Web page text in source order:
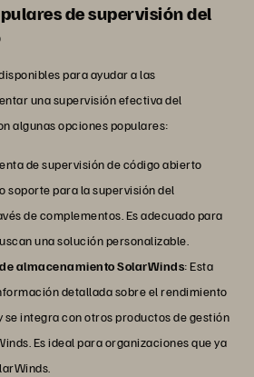
de supervisión del
para ayudar a las
una supervisión efectiva del
algunas opciones populares:
de supervisión de código abierto
soporte para la supervisión del
de complementos. Es adecuado para
una solución personalizable.
almacenamiento SolarWinds: Esta
detallada sobre el rendimiento
se integra con otros productos de gestión
Es ideal para organizaciones que ya